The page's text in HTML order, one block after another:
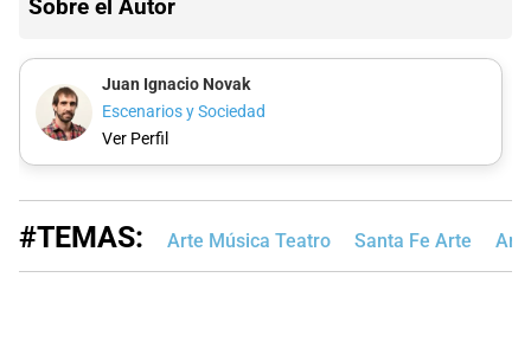
Sobre el Autor
Juan Ignacio Novak
Escenarios y Sociedad
Ver Perfil
#TEMAS: Arte Música Teatro Santa Fe Arte